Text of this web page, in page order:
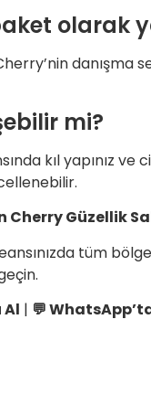
olarak
danışma
mi?
kıl yapınız ve
Cherry Güzellik
tüm
Al | 💬